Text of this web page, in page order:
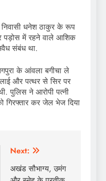
धनेश ठाकुर के रूप
पड़ोस में रहने वाले आशिक
संबंध था.
के आंवला बगीचा ले
और पत्थर से सिर पर
पुलिस ने आरोपी पत्नी
गिरफ्तार कर जेल भेज दिया
Next:
अखंड सौभाग्य, उमंग